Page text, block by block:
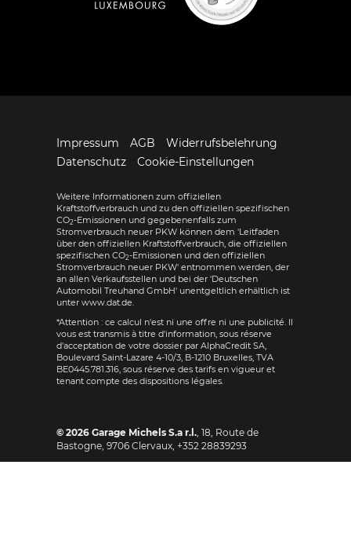
Impressum AGB
Widerrufsbelehrung
Datenschutz
Cookie-Einstellungen
Weitere Informationen zum offiziellen
Kraftstoffverbrauch und zu den offiziellen spezifischen
CO2-Emissionen und gegebenenfalls zum
Stromverbrauch neuer PKW können dem 'Leitfaden
über den offiziellen Kraftstoffverbrauch, die offiziellen
spezifischen CO2-Emissionen und den offiziellen
Stromverbrauch neuer PKW' entnommen werden, der
an allen Verkaufsstellen und bei der 'Deutschen
Automobil Treuhand GmbH' unentgeltlich erhältlich ist
unter www.dat.de.
*Attention : ce calcul n'est ni une offre ni une publicité. Il
vous est transmis à titre d'information, sous réserve
d'acceptation de votre dossier par AlphaCredit SA,
Boulevard Saint-Lazare 4-10/3, B-1210 Bruxelles, TVA
BE0445.781.316, sous réserve des tarifs en vigueur et
tenant compte des dispositions légales.
© 2026 Garage Michels S.a r.l. 18, Route de
Bastogne 9706 Clervaux, +352 28839293